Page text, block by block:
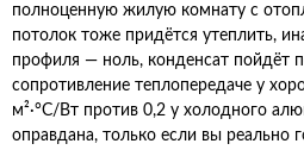
полноценную жилую комнату с
потолок тоже придётся утеплить,
профиля — ноль, конденсат пойдёт
сопротивление теплопередаче у
м²·°C/Вт против 0,2 у холодного
оправдана, только если вы реально